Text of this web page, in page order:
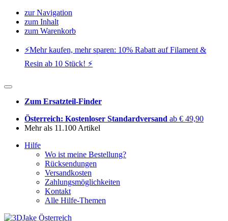
zur Navigation
zum Inhalt
zum Warenkorb
⚡️Mehr kaufen, mehr sparen: 10% Rabatt auf Filament &
Resin ab 10 Stück! ⚡️
Zum Ersatzteil-Finder
Österreich: Kostenloser Standardversand ab € 49,90
Mehr als 11.100 Artikel
Hilfe
Wo ist meine Bestellung?
Rücksendungen
Versandkosten
Zahlungsmöglichkeiten
Kontakt
Alle Hilfe-Themen